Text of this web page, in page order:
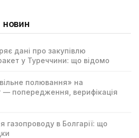
новин
дані про закупівлю
у Туреччини: що відомо
полювання» на
— попередження, верифікація
газопроводу в Болгарії: що